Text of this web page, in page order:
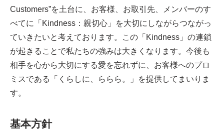
Customers”を土台に、お客様、お取引先、メンバーのす
べてに「Kindness：親切心」を大切にしながらつながっ
ていきたいと考えております。この「Kindness」の連鎖
が起きることで私たちの強みは大きくなります。今後も
相手を心から大切にする愛を忘れずに、お客様へのプロ
ミスである「くらしに、ららら。」を提供してまいりま
す。
基本方針